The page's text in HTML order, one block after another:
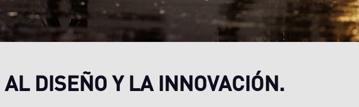
DISEÑO Y LA INNOVACIÓN.